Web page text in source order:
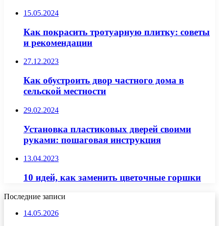
15.05.2024
Как покрасить тротуарную плитку: советы
и рекомендации
27.12.2023
Как обустроить двор частного дома в
сельской местности
29.02.2024
Установка пластиковых дверей своими
руками: пошаговая инструкция
13.04.2023
10 идей, как заменить цветочные горшки
Последние записи
14.05.2026